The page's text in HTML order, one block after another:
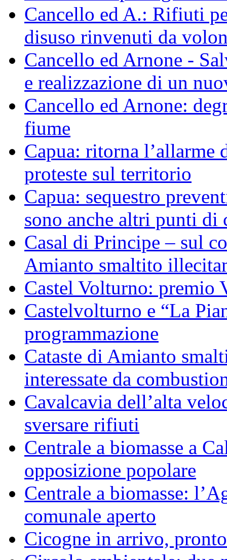
Cancello ed A.: Rifiuti
disuso rinvenuti da
Cancello ed Arnone -
e realizzazione di un
Cancello ed Arnone:
fiume
Capua: ritorna l’allarme
proteste sul territorio
Capua: sequestro
sono anche altri punti di
Casal di Principe – sul
Amianto smaltito
Castel Volturno: premio
Castelvolturno e “La
programmazione
Cataste di Amianto
interessate da
Cavalcavia dell’alta
sversare rifiuti
Centrale a biomasse a
opposizione popolare
Centrale a biomasse:
comunale aperto
Cicogne in arrivo,